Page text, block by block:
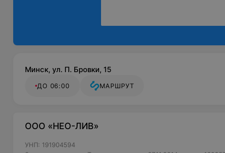
Минск, ул. П. Бровки, 15
ДО 06:00 МАРШРУТ
ООО «НЕО-ЛИВ»
УНП: 191904594